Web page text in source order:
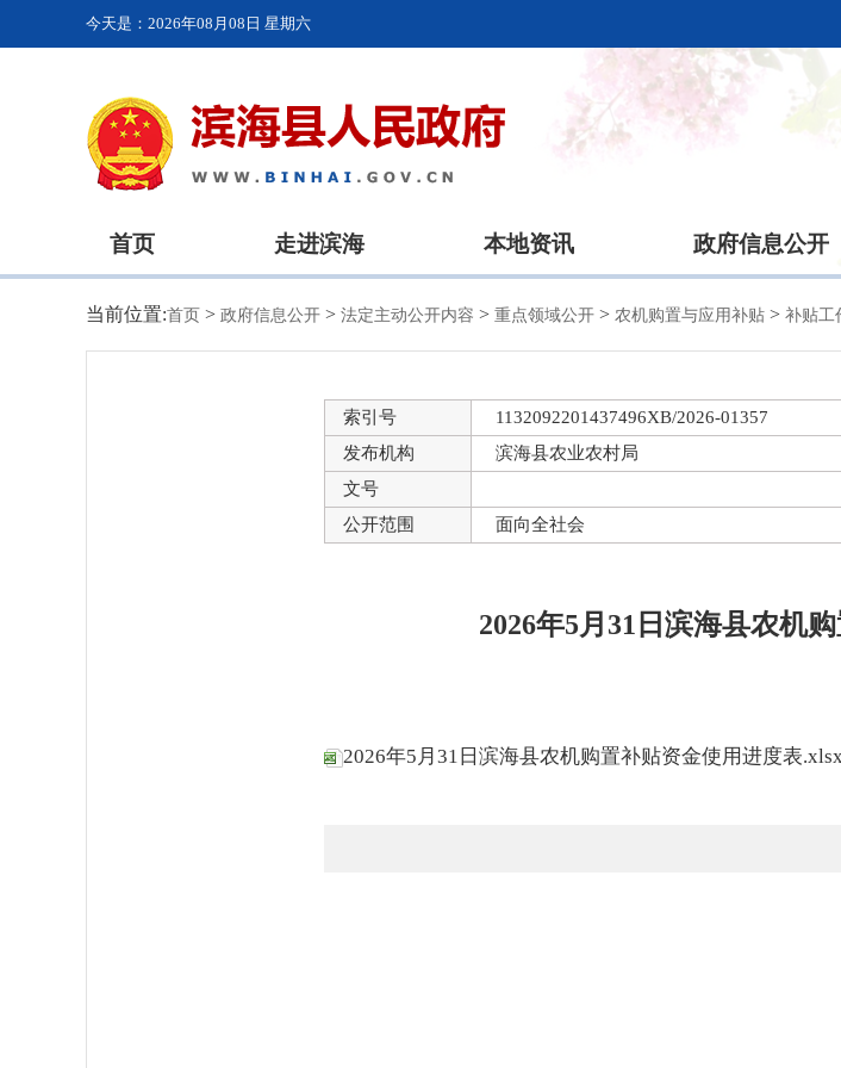
今天是： 2026年08月08日 星期六
首页 走进滨海 本地资讯 政府信息公开
当前位置:首页 > 政府信息公开 > 法定主动公开内容 > 重点领域公开 > 农机购置与应用补贴 > 补贴工
索引号 1132092201437496XB/2026-01357
发布机构
滨海县农业农村局
文号
公开范围
面向全社会
2026年5月31日滨海县农机
2026年5月31日滨海县农机购置补贴资金使用进度表